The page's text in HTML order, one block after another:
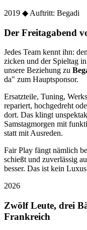
2019 ◆ Auftritt: Begadi
Der Freitagabend
Jedes Team kennt ihn:
zicken und der Spieltag
unsere Beziehung zu
da" zum Hauptsponsor.
Ersatzteile, Tuning,
repariert, hochgedreht
dort. Das klingt
Samstagmorgen mit
statt mit Ausreden.
Fair Play fängt nämlich
schießt und zuverlässig
besser. Das ist kein
2026
Zwölf Leute, drei
Frankreich